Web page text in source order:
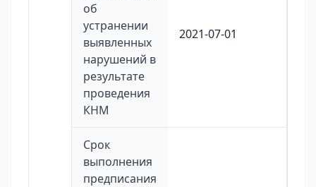
об
устранении
выявленных
нарушений в
результате
проведения
КНМ
2021-07-01
Срок
выполнения
предписания